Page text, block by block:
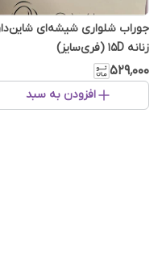
جوراب شلواری شیشه‌ای
زنانه ۱۵D (فری‌سایز)
۵۲۹٬۰۰۰
افزودن به سبد